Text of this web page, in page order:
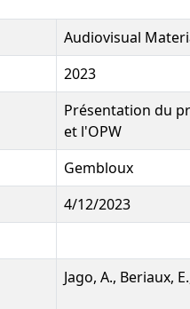
Audiovisual
2023
Présentation du
et l'OPW
Gembloux
4/12/2023
Jago, A., Beriaux,